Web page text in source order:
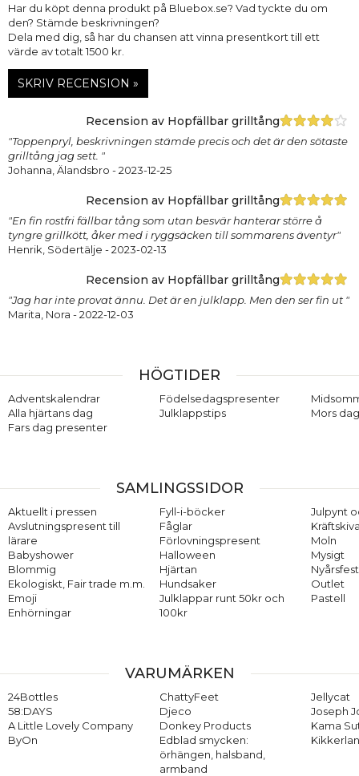
Har du köpt denna produkt på Bluebox.se? Vad tyckte du om
den? Stämde beskrivningen?
Dela med dig, så har du chansen att vinna presentkort till ett
värde av totalt 1500 kr.
SKRIV RECENSION »
Recension av Hopfällbar grilltång
"Toppenpryl, beskrivningen stämde precis och det är den sötaste
grilltång jag sett. "
Johanna, Älandsbro - 2023-12-25
Recension av Hopfällbar grilltång
"En fin rostfri fällbar tång som utan besvär hanterar större å
tyngre grillkött, åker med i ryggsäcken till sommarens äventyr"
Henrik, Södertälje - 2023-02-13
Recension av Hopfällbar grilltång
"Jag har inte provat ännu. Det är en julklapp. Men den ser fin ut "
Marita, Nora - 2022-12-03
HÖGTIDER
Adventskalendrar
Alla hjärtans dag
Fars dag presenter
Födelsedagspresenter
Julklappstips
Mors
SAMLINGSSIDOR
Aktuellt i pressen
Avslutningspresent till
lärare
Babyshower
Blommig
Ekologiskt, Fair trade m.m.
Emoji
Enhörningar
Fyll-i-böcker
Fåglar
Förlovningspresent
Halloween
Hjärtan
Hundsaker
Julklappar runt 50kr och
100kr
Julpynt
Moln
Mysigt
Nyårsfest
Outlet
Pastell
VARUMÄRKEN
24Bottles
58:DAYS
A Little Lovely Company
ByOn
ChattyFeet
Djeco
Donkey Products
Edblad smycken:
örhängen, halsband,
armband
Jellycat
Joseph
Kama